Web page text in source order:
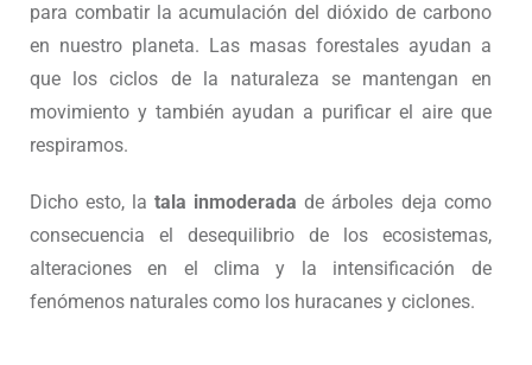
para combatir la acumulación del dióxido de carbono
en nuestro planeta. Las masas forestales ayudan a
que los ciclos de la naturaleza se mantengan en
movimiento y también ayudan a purificar el aire que
respiramos.
Dicho esto, latala inmoderada de árboles deja como
consecuencia el desequilibrio de los ecosistemas,
alteraciones en el clima y la intensificación de
fenómenos naturales como los huracanes y ciclones.